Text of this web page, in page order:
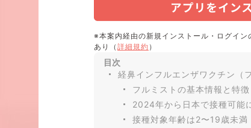
※本案内経由の新規インストール・ログイ
あり（ 詳細規約 ）
目次
経鼻インフルエンザワクチン（
フルミストの基本情報と特徴
2024年から日本で接種可能
接種対象年齢は2〜19歳未満